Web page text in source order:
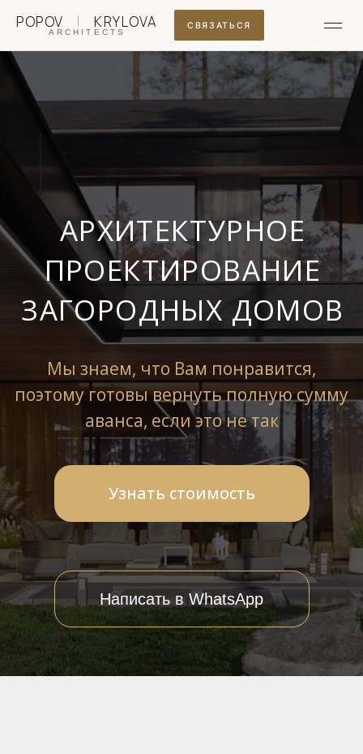
POPOV | KRYLOVA
ARCHITECTS
Написать в WhatsApp
АРХИТЕКТУРНОЕ
ПРОЕКТИРОВАНИЕ
ЗАГОРОДНЫХ ДОМОВ
Мы знаем, что Вам понравится,
поэтому готовы вернуть полную сумму
аванса, если это не так